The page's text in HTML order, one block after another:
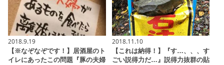
2018.9.19
【※なぞなぞです！】居酒屋のト
イレにあったこの問題『豚の夫婦
2018.11.10
【これは納得！】『す…、、、す
ごい説得力だ…』説得力抜群の貼